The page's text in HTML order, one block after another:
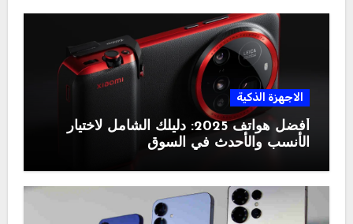
الاجهزة الذكية
أفضل هواتف 2025: دليلك الشامل لاختيار
الأنسب والأحدث في السوق